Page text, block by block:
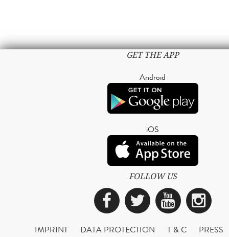
GET THE APP
Android
iOS
FOLLOW US
Facebook
Twitter
IMPRINT DATA PROTECTION T & C
PRESS